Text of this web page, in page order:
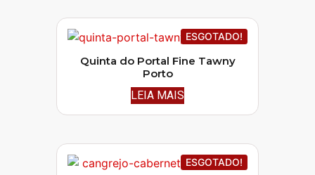
ESGOTADO!
Quinta do Portal Fine Tawny
Porto
LEIA MAIS
ESGOTADO!